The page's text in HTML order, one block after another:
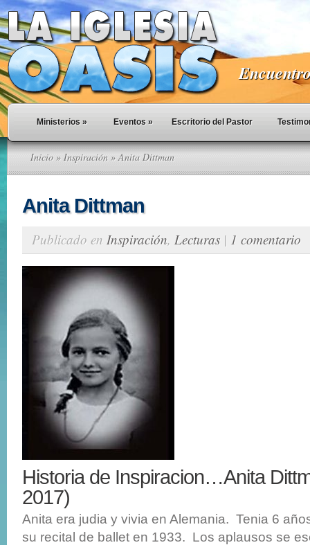
Ministerios » Eventos » Escritorio del Pastor
Inicio » Inspiración » Anita Dittman
Anita Dittman
Publicado en Inspiración, Lecturas | 1 comentario
Historia de Inspiracion…Anita
2017)
Anita era judia y vivia en Alemania. Tenia 6
su recital de ballet en 1933. Los aplausos se